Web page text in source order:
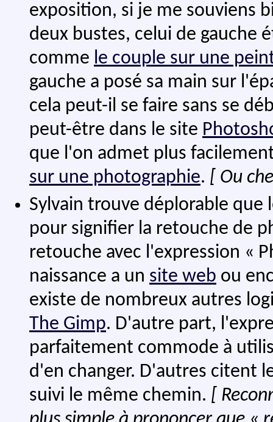
exposition, si je me souviens
deux bustes, celui de gauche
comme le couple sur une
gauche a posé sa main sur
cela peut-il se faire sans se
peut-être dans le site
que l'on admet plus
sur une photographie. [ Ou
Sylvain trouve déplorable
pour signifier la retouche de
retouche avec l'expression «
naissance a un site web ou
existe de nombreux autres
The Gimp. D'autre part,
parfaitement commode à
d'en changer. D'autres citent
suivi le même chemin. [